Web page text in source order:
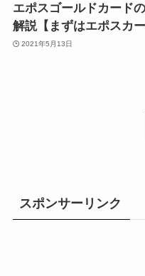
エポスゴールドカード
解説【まずはエポスカ
2021年5月13日
スポンサーリンク